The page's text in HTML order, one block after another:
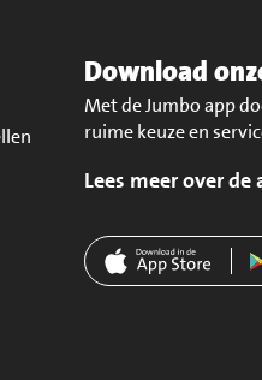
Download
Met de Jumbo app
ruime keuze en
Lees meer over de